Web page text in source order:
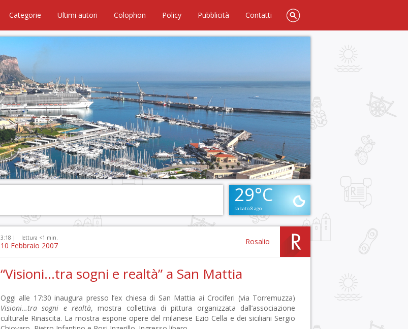
Categorie Ultimi autori Colophon Policy Pubblicità Contatti
29°C
sabato 8 ago
3:18 | lettura <1 min.
10 Febbraio 2007 Rosalio
“Visioni…tra sogni e realtà” a San Mattia
Oggi alle 17:30 inaugura presso l’ex chiesa di San Mattia ai Crociferi (via Torremuzza)
Visioni…tra sogni e realtà, mostra collettiva di pittura organizzata dall’associazione
culturale Rinascita. La mostra espone opere del milanese Ezio Cella e dei siciliani Sergio